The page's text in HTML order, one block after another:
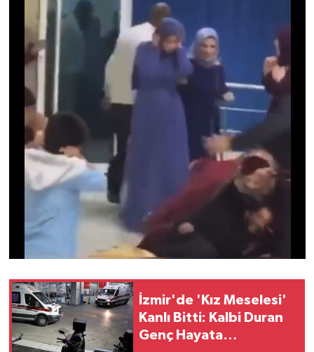
İzmir'de 'Kız Meselesi'
Kanlı Bitti: Kalbi Duran
Genç Hayata